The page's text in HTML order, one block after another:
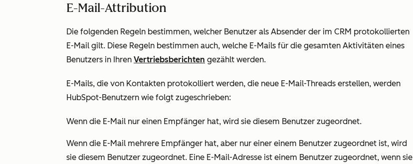
E-Mail-Attribution
Die folgenden Regeln bestimmen, welcher Benutzer als Absender der im CRM protokollierten
E-Mail gilt. Diese Regeln bestimmen auch, welche E-Mails für die gesamten Aktivitäten eines
Benutzers in Ihren Vertriebsberichten gezählt werden.
E-Mails, die von Kontakten protokolliert werden, die neue E-Mail-Threads erstellen, werden
HubSpot-Benutzern wie folgt zugeschrieben:
Wenn die E-Mail nur einen Empfänger hat, wird sie diesem Benutzer zugeordnet.
Wenn die E-Mail mehrere Empfänger hat, aber nur einer einem Benutzer zugeordnet ist, wird
sie diesem Benutzer zugeordnet. Eine E-Mail-Adresse ist einem Benutzer zugeordnet, wenn sie